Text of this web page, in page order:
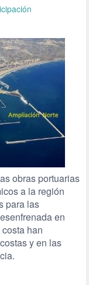
obras portuarias
a la región
para las
en
han
y en las